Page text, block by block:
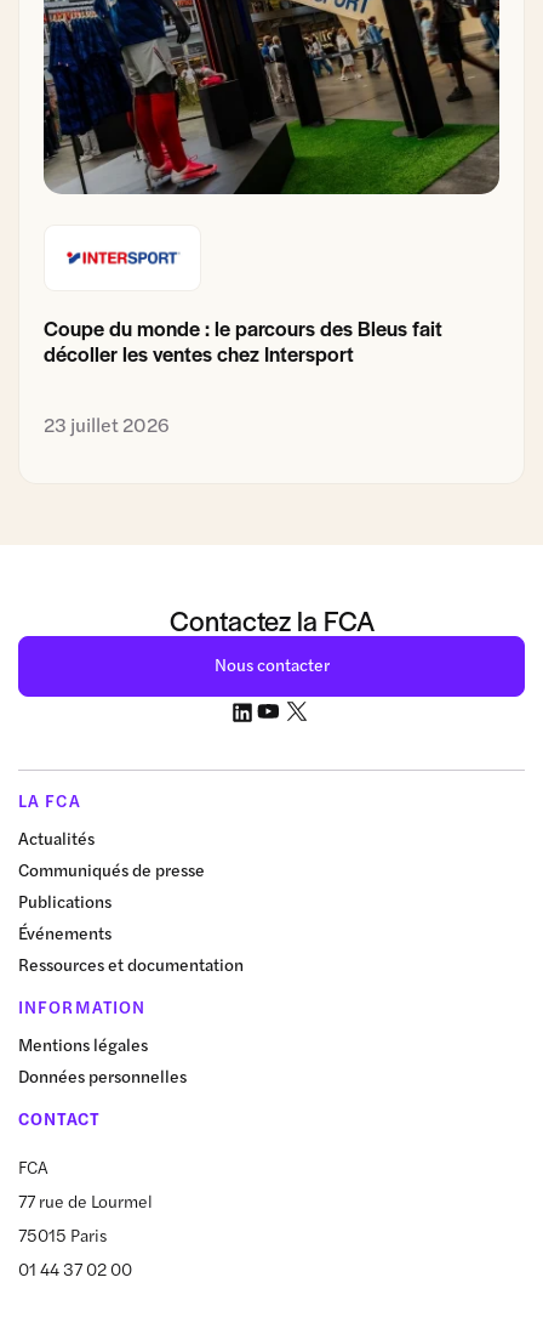
Coupe du monde : le parcours des Bleus fait
décoller les ventes chez Intersport
23 juillet 2026
Contactez la FCA
Nous contacter
LA FCA
Actualités
Communiqués de presse
Publications
Événements
Ressources et documentation
INFORMATION
Mentions légales
Données personnelles
CONTACT
FCA
77 rue de Lourmel
75015 Paris
01 44 37 02 00